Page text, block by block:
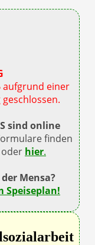
aufgrund einer
sind online
finden
oder hier.
Mensa?
Speiseplan!